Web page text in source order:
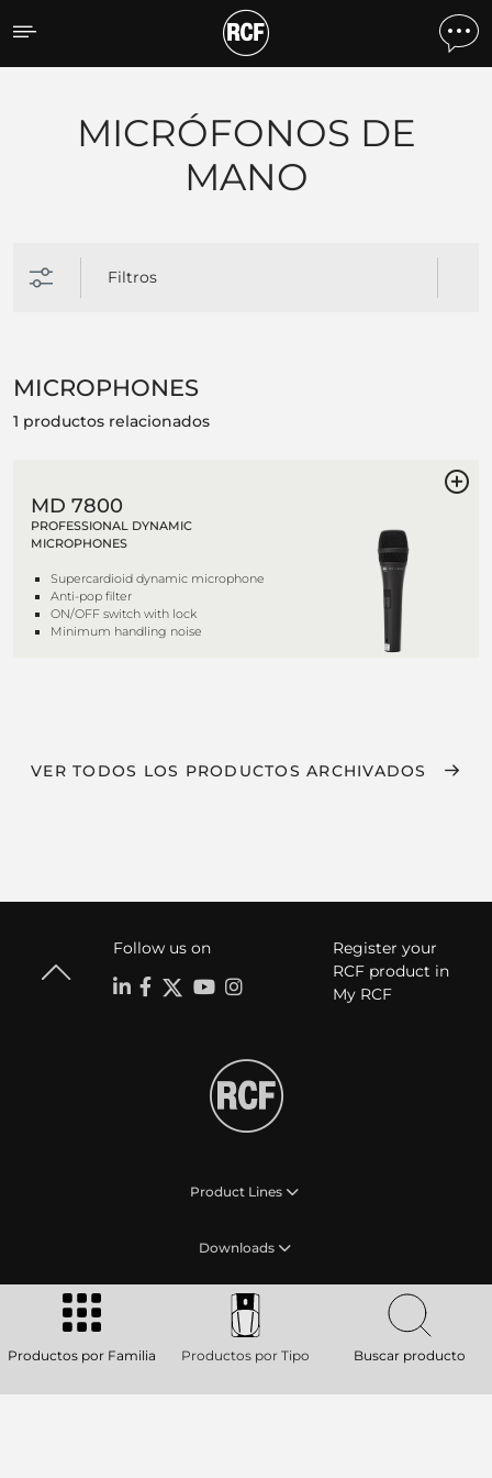
Productos por tipo
MICRÓFONOS DE
MANO
Filtros
MICROPHONES
1 productos relacionados
MD 7800
PROFESSIONAL DYNAMIC
MICROPHONES
Supercardioid dynamic microphone
Anti-pop filter
ON/OFF switch with lock
Minimum handling noise
VER TODOS LOS PRODUCTOS ARCHIVADOS
Follow us on
Register your
RCF product in
My RCF
Product Lines
Downloads
Applications
Our Services
Productos por Familia Productos por Tipo Buscar producto